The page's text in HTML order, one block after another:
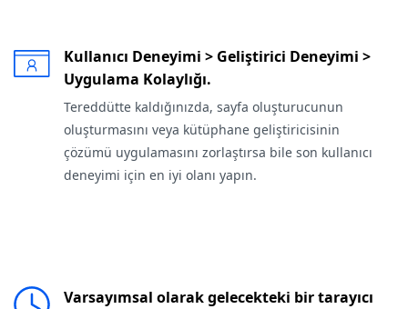
Kullanıcı Deneyimi > Geliştirici Deneyimi >
Uygulama Kolaylığı.
Tereddütte kaldığınızda, sayfa oluşturucunun
oluşturmasını veya kütüphane geliştiricisinin
çözümü uygulamasını zorlaştırsa bile son kullanıcı
deneyimi için en iyi olanı yapın.
Varsayımsal olarak gelecekteki bir tarayıcı